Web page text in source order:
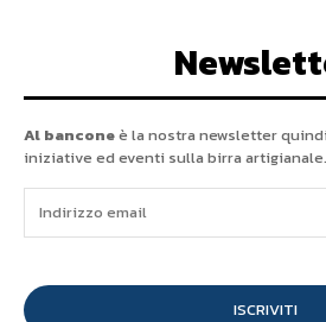
Al banconeè la nostra newsletter
iniziative ed eventi sulla birra artigianale.
ISCRIVITI